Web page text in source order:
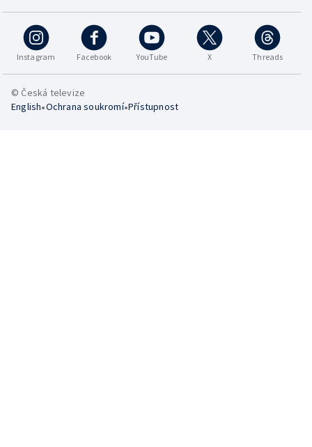
Instagram Facebook YouTube X Threads
© Česká televize
English•Ochrana soukromí•Přístupnost